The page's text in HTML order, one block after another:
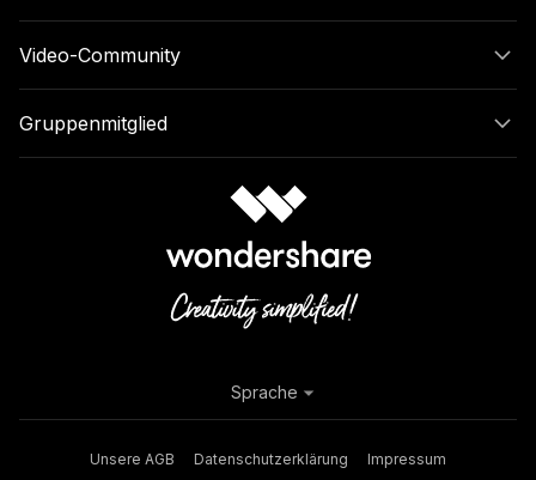
Video-Community
Gruppenmitglied
Unsere AGB Datenschutzerklärung Impressum
Sprache